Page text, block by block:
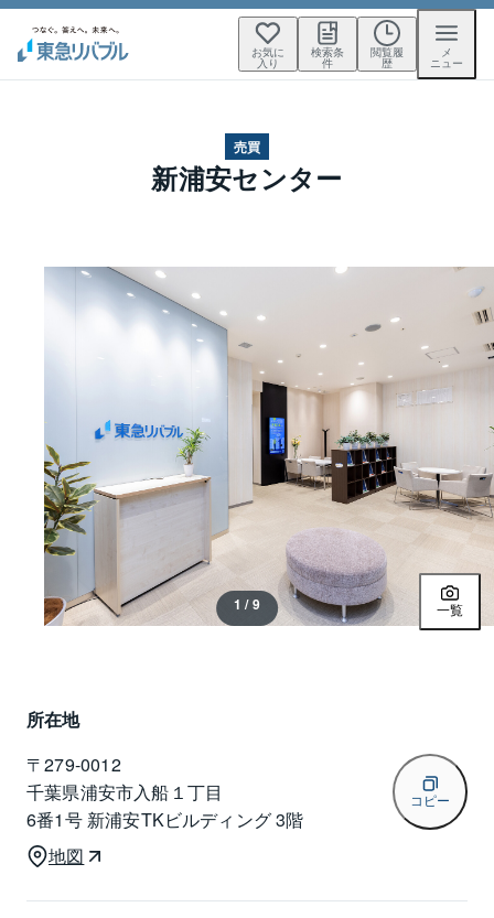
お気に
入り
検索条
件
閲覧履
歴
メ
ニュー
売買
新浦安センター
1 / 9 一覧
所在地
〒279-0012
千葉県浦安市入船１丁目
6番1号 新浦安TKビルディング 3階
コピー
地図